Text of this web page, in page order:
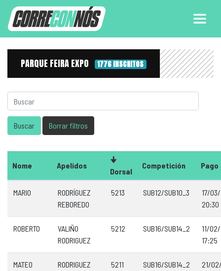
PARQUE FEIRA EXPO 1776 INSCRITOS
Nome Apelidos
Dorsal
Competición Pago
MARIO
RODRÍGUEZ
REBOREDO
5213 SUB12/SUB10_3
17/
20:30
ROBERTO
VALIÑO
RODRIGUEZ
5212 SUB16/SUB14_2
11/
17:25
MATEO
RODRIGUEZ
5211 SUB16/SUB14_2
21/